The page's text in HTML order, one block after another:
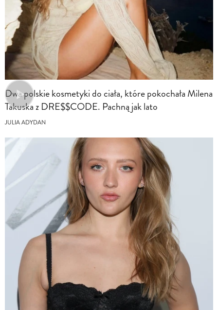
Dwa polskie kosmetyki do ciała, które pokochała Milena
Takuska z DRE$$CODE. Pachną jak lato
JULIA ADYDAN